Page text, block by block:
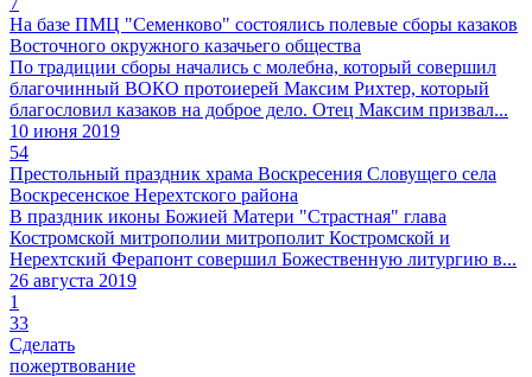
На базе ПМЦ "Семенково" состоялись полевые сборы казаков
Восточного окружного казачьего общества
По традиции сборы начались с молебна, который совершил
благочинный ВОКО протоиерей Максим Рихтер, который
благословил казаков на доброе дело. Отец Максим призвал...
10 июня 2019
54
Престольный праздник храма Воскресения Словущего села
Воскресенское Нерехтского района
В праздник иконы Божией Матери "Страстная" глава
Костромской митрополии митрополит Костромской и
Нерехтский Ферапонт совершил Божественную литургию в...
26 августа 2019
1
33
Сделать
пожертвование